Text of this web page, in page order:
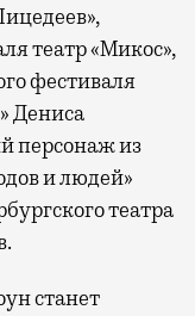
театр «Микос»,
фестиваля
Дениса
персонаж из
и людей»
театра
станет